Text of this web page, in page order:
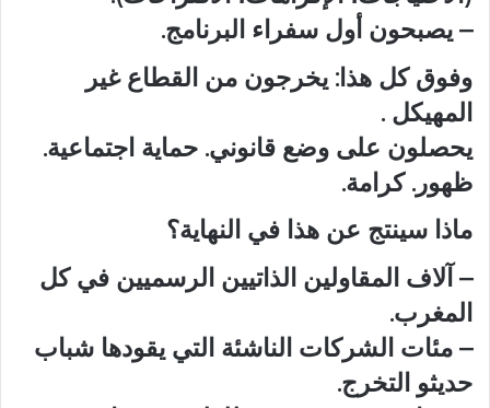
– يصبحون أول سفراء البرنامج.
وفوق كل هذا: يخرجون من القطاع غير
المهيكل .
يحصلون على وضع قانوني. حماية اجتماعية.
ظهور. كرامة.
ماذا سينتج عن هذا في النهاية؟
– آلاف المقاولين الذاتيين الرسميين في كل
المغرب.
– مئات الشركات الناشئة التي يقودها شباب
حديثو التخرج.